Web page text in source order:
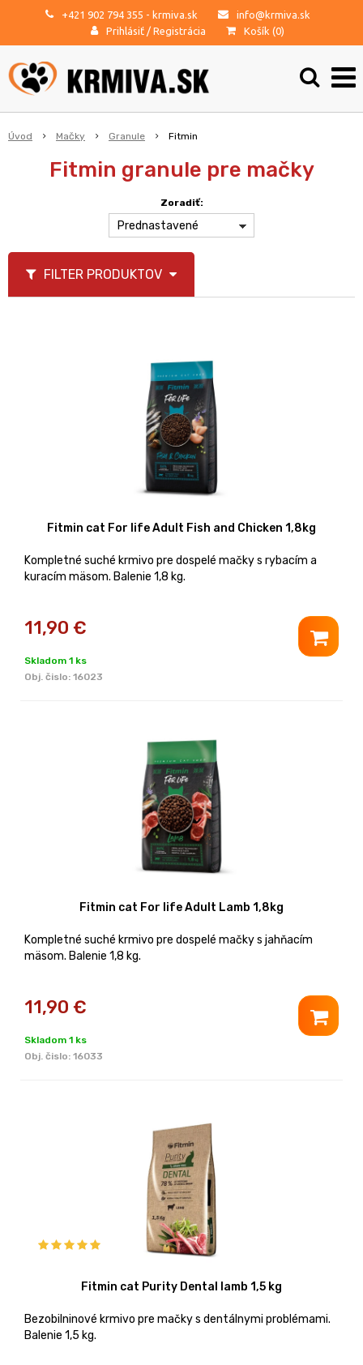
+421 902 794 355 - krmiva.sk
info@krmiva.sk
Prihlásiť / Registrácia Košík (0)
Úvod Mačky Granule Fitmin
Fitmin granule pre mačky
Zoradiť:
Prednastavené
FILTER PRODUKTOV
Fitmin cat For life Adult Fish and Chicken 1,8kg
Kompletné suché krmivo pre dospelé mačky s rybacím a
kuracím mäsom. Balenie 1,8 kg.
11,90 €
Skladom 1 ks
Obj. čislo: 16023
Fitmin cat For life Adult Lamb 1,8kg
Kompletné suché krmivo pre dospelé mačky s jahňacím
mäsom. Balenie 1,8 kg.
11,90 €
Skladom 1 ks
Obj. čislo: 16033
Fitmin cat Purity Dental lamb 1,5 kg
Bezobilninové krmivo pre mačky s dentálnymi problémami.
Balenie 1,5 kg.